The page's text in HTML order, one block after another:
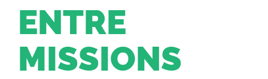
ENTRE
MISSIONS